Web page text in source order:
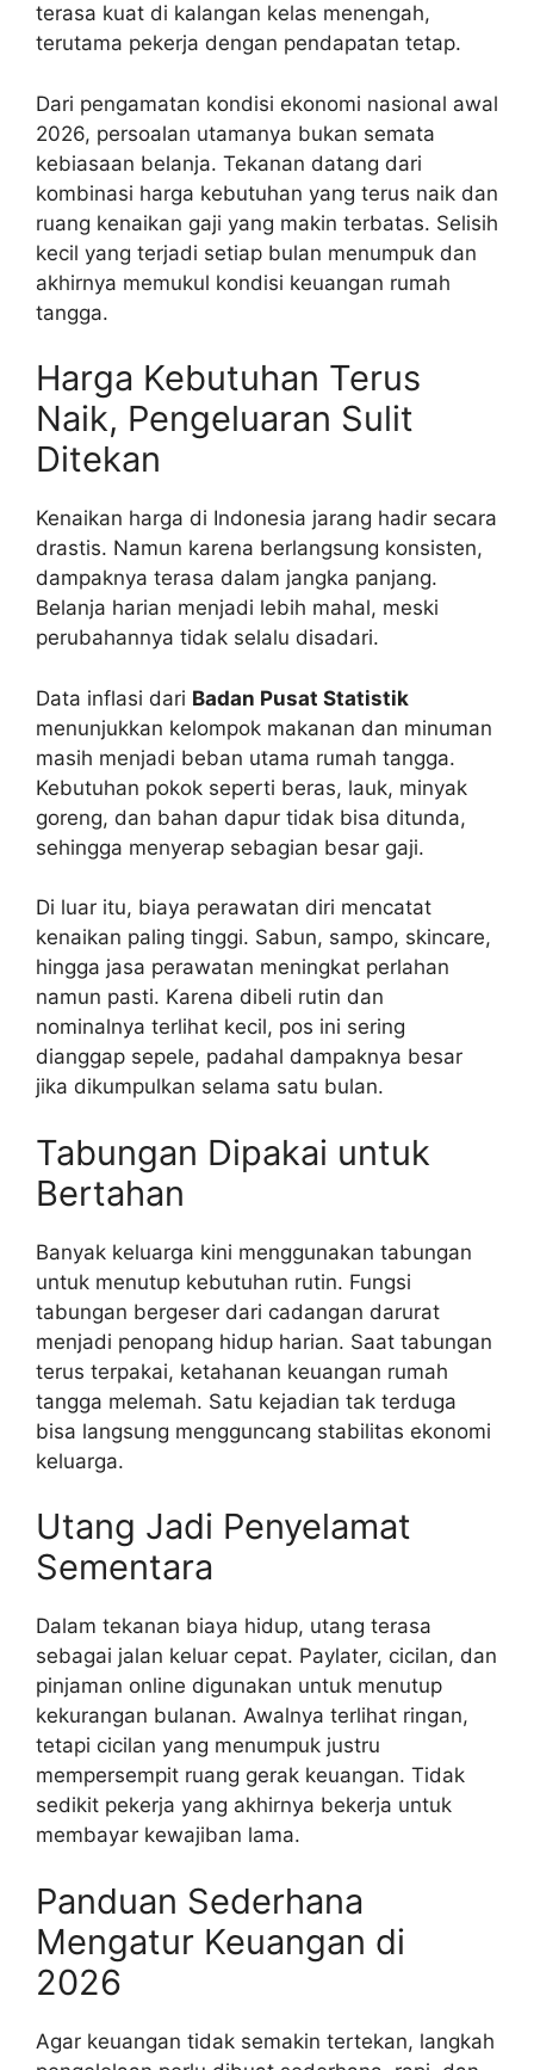
terasa kuat di kalangan kelas menengah,
terutama pekerja dengan pendapatan tetap.
Dari pengamatan kondisi ekonomi nasional awal
2026, persoalan utamanya bukan semata
kebiasaan belanja. Tekanan datang dari
kombinasi harga kebutuhan yang terus naik dan
ruang kenaikan gaji yang makin terbatas. Selisih
kecil yang terjadi setiap bulan menumpuk dan
akhirnya memukul kondisi keuangan rumah
tangga.
Harga Kebutuhan Terus
Naik, Pengeluaran Sulit
Ditekan
Kenaikan harga di Indonesia jarang hadir secara
drastis. Namun karena berlangsung konsisten,
dampaknya terasa dalam jangka panjang.
Belanja harian menjadi lebih mahal, meski
perubahannya tidak selalu disadari.
Data inflasi dari Badan Pusat Statistik
menunjukkan kelompok makanan dan minuman
masih menjadi beban utama rumah tangga.
Kebutuhan pokok seperti beras, lauk, minyak
goreng, dan bahan dapur tidak bisa ditunda,
sehingga menyerap sebagian besar gaji.
Di luar itu, biaya perawatan diri mencatat
kenaikan paling tinggi. Sabun, sampo, skincare,
hingga jasa perawatan meningkat perlahan
namun pasti. Karena dibeli rutin dan
nominalnya terlihat kecil, pos ini sering
dianggap sepele, padahal dampaknya besar
jika dikumpulkan selama satu bulan.
Tabungan Dipakai untuk
Bertahan
Banyak keluarga kini menggunakan tabungan
untuk menutup kebutuhan rutin. Fungsi
tabungan bergeser dari cadangan darurat
menjadi penopang hidup harian. Saat tabungan
terus terpakai, ketahanan keuangan rumah
tangga melemah. Satu kejadian tak terduga
bisa langsung mengguncang stabilitas ekonomi
keluarga.
Utang Jadi Penyelamat
Sementara
Dalam tekanan biaya hidup, utang terasa
sebagai jalan keluar cepat. Paylater, cicilan, dan
pinjaman online digunakan untuk menutup
kekurangan bulanan. Awalnya terlihat ringan,
tetapi cicilan yang menumpuk justru
mempersempit ruang gerak keuangan. Tidak
sedikit pekerja yang akhirnya bekerja untuk
membayar kewajiban lama.
Panduan Sederhana
Mengatur Keuangan di
2026
Agar keuangan tidak semakin tertekan, langkah